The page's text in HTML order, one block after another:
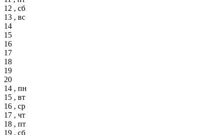
12 , сб
13 , вс
14
15
16
17
18
19
20
14 , пн
15 , вт
16 , ср
17 , чт
18 , пт
19 , сб